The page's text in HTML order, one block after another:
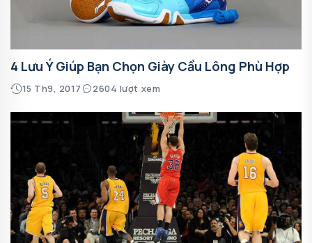
4 Lưu Ý Giúp Bạn Chọn Giày Cầu Lông Phù Hợp
15 Th9, 2017 2604 lượt xem